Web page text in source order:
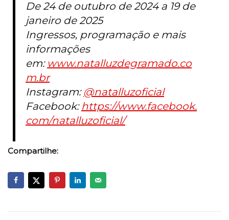
De 24 de outubro de 2024 a 19 de
janeiro de 2025
Ingressos, programação e mais
informações
em: www.natalluzdegramado.co
m.br
Instagram: @natalluzoficial
Facebook: https://www.facebook.
com/natalluzoficial/
Compartilhe: